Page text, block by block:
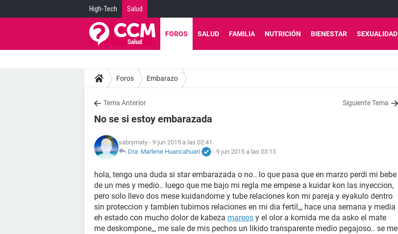
High-Tech Salud
FOROS SALUD FAMILIA NUTRICIÓN BIENESTAR SEXUALIDAD
Foros Embarazo
Tema Anterior Siguiente Tema
No se si estoy embarazada
sabrymaty - 9 jun 2015 a las 02:41
Dra. Marlene Huancahuari
- 9 jun 2015 a las 03:13
hola, tengo una duda si star embarazada o no.. lo que pasa que en marzo perdi mi bebe
de un mes y medio.. luego que me bajo mi regla me empese a kuidar kon las inyeccion,
pero solo llevo dos mese kuidandome y tube relaciones kon mi pareja y eyakulo dentro
sin proteccion y tambien tubimos relaciones en mi dia fertil,,, hace una semana y media
eh estado con mucho dolor de kabeza mareos y el olor a komida me da asko el mate
me deskompone,,, me sale de mis pechos un likido transparente medio pegajoso.. se me